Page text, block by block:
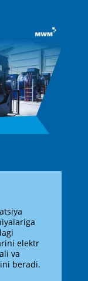
elektr
va
beradi.